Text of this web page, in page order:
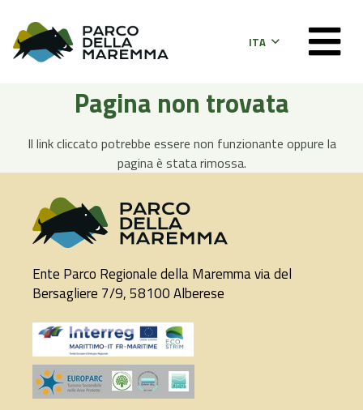
ITA
Pagina non trovata
Il link cliccato potrebbe essere non funzionante oppure la
pagina è stata rimossa.
Ente Parco Regionale della Maremma via del
Bersagliere 7/9, 58100 Alberese